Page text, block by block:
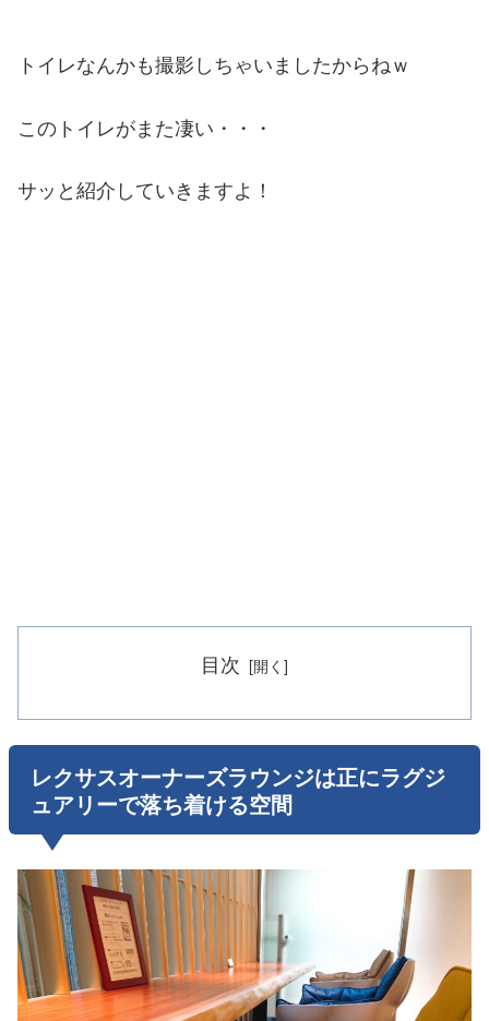
トイレなんかも撮影しちゃいましたからねｗ
このトイレがまた凄い・・・
サッと紹介していきますよ！
目次
レクサスオーナーズラウンジは正にラグジ
ュアリーで落ち着ける空間